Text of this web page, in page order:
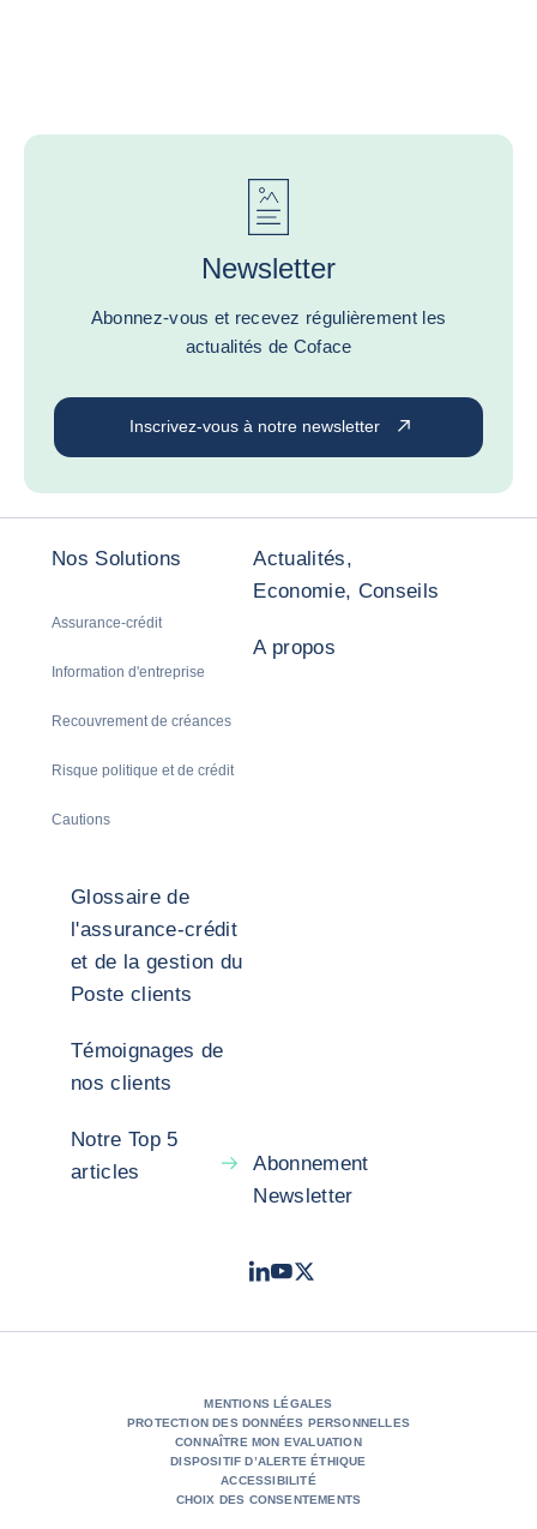
Newsletter
Abonnez-vous et recevez régulièrement les
actualités de Coface
Inscrivez-vous à notre newsletter
Nos Solutions
Assurance-crédit
Information d'entreprise
Recouvrement de créances
Risque politique et de crédit
Cautions
Actualités,
Economie, Conseils
A propos
Glossaire de
l'assurance-crédit
et de la gestion du
Poste clients
Témoignages de
nos clients
Notre Top 5
articles
Abonnement
Newsletter
LinkedIn
Youtube
X - Twitter
MENTIONS LÉGALES
PROTECTION DES DONNÉES PERSONNELLES
CONNAÎTRE MON EVALUATION
DISPOSITIF D’ALERTE ÉTHIQUE
ACCESSIBILITÉ
CHOIX DES CONSENTEMENTS